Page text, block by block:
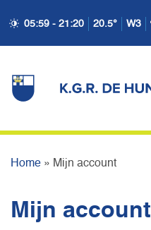
05:59 - 21:20 20.5° W3
Home » Mijn account
Mijn account